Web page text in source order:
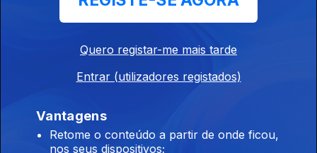
Clara Rockmore, Sofia Gubaidulina, João César Monteiro
Palmas e prémios, d’ouro e grandes
Cannes
Quero registar-me mais tarde
Entrar (utilizadores registados)
Vantagens
Retome o conteúdo a partir de onde ficou,
nos seus dispositivos;